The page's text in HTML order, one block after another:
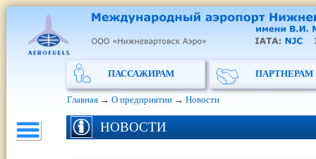
ПАССАЖИРАМ ПАРТНЕРАМ
Главная → О предприятии → Новости
НОВОСТИ